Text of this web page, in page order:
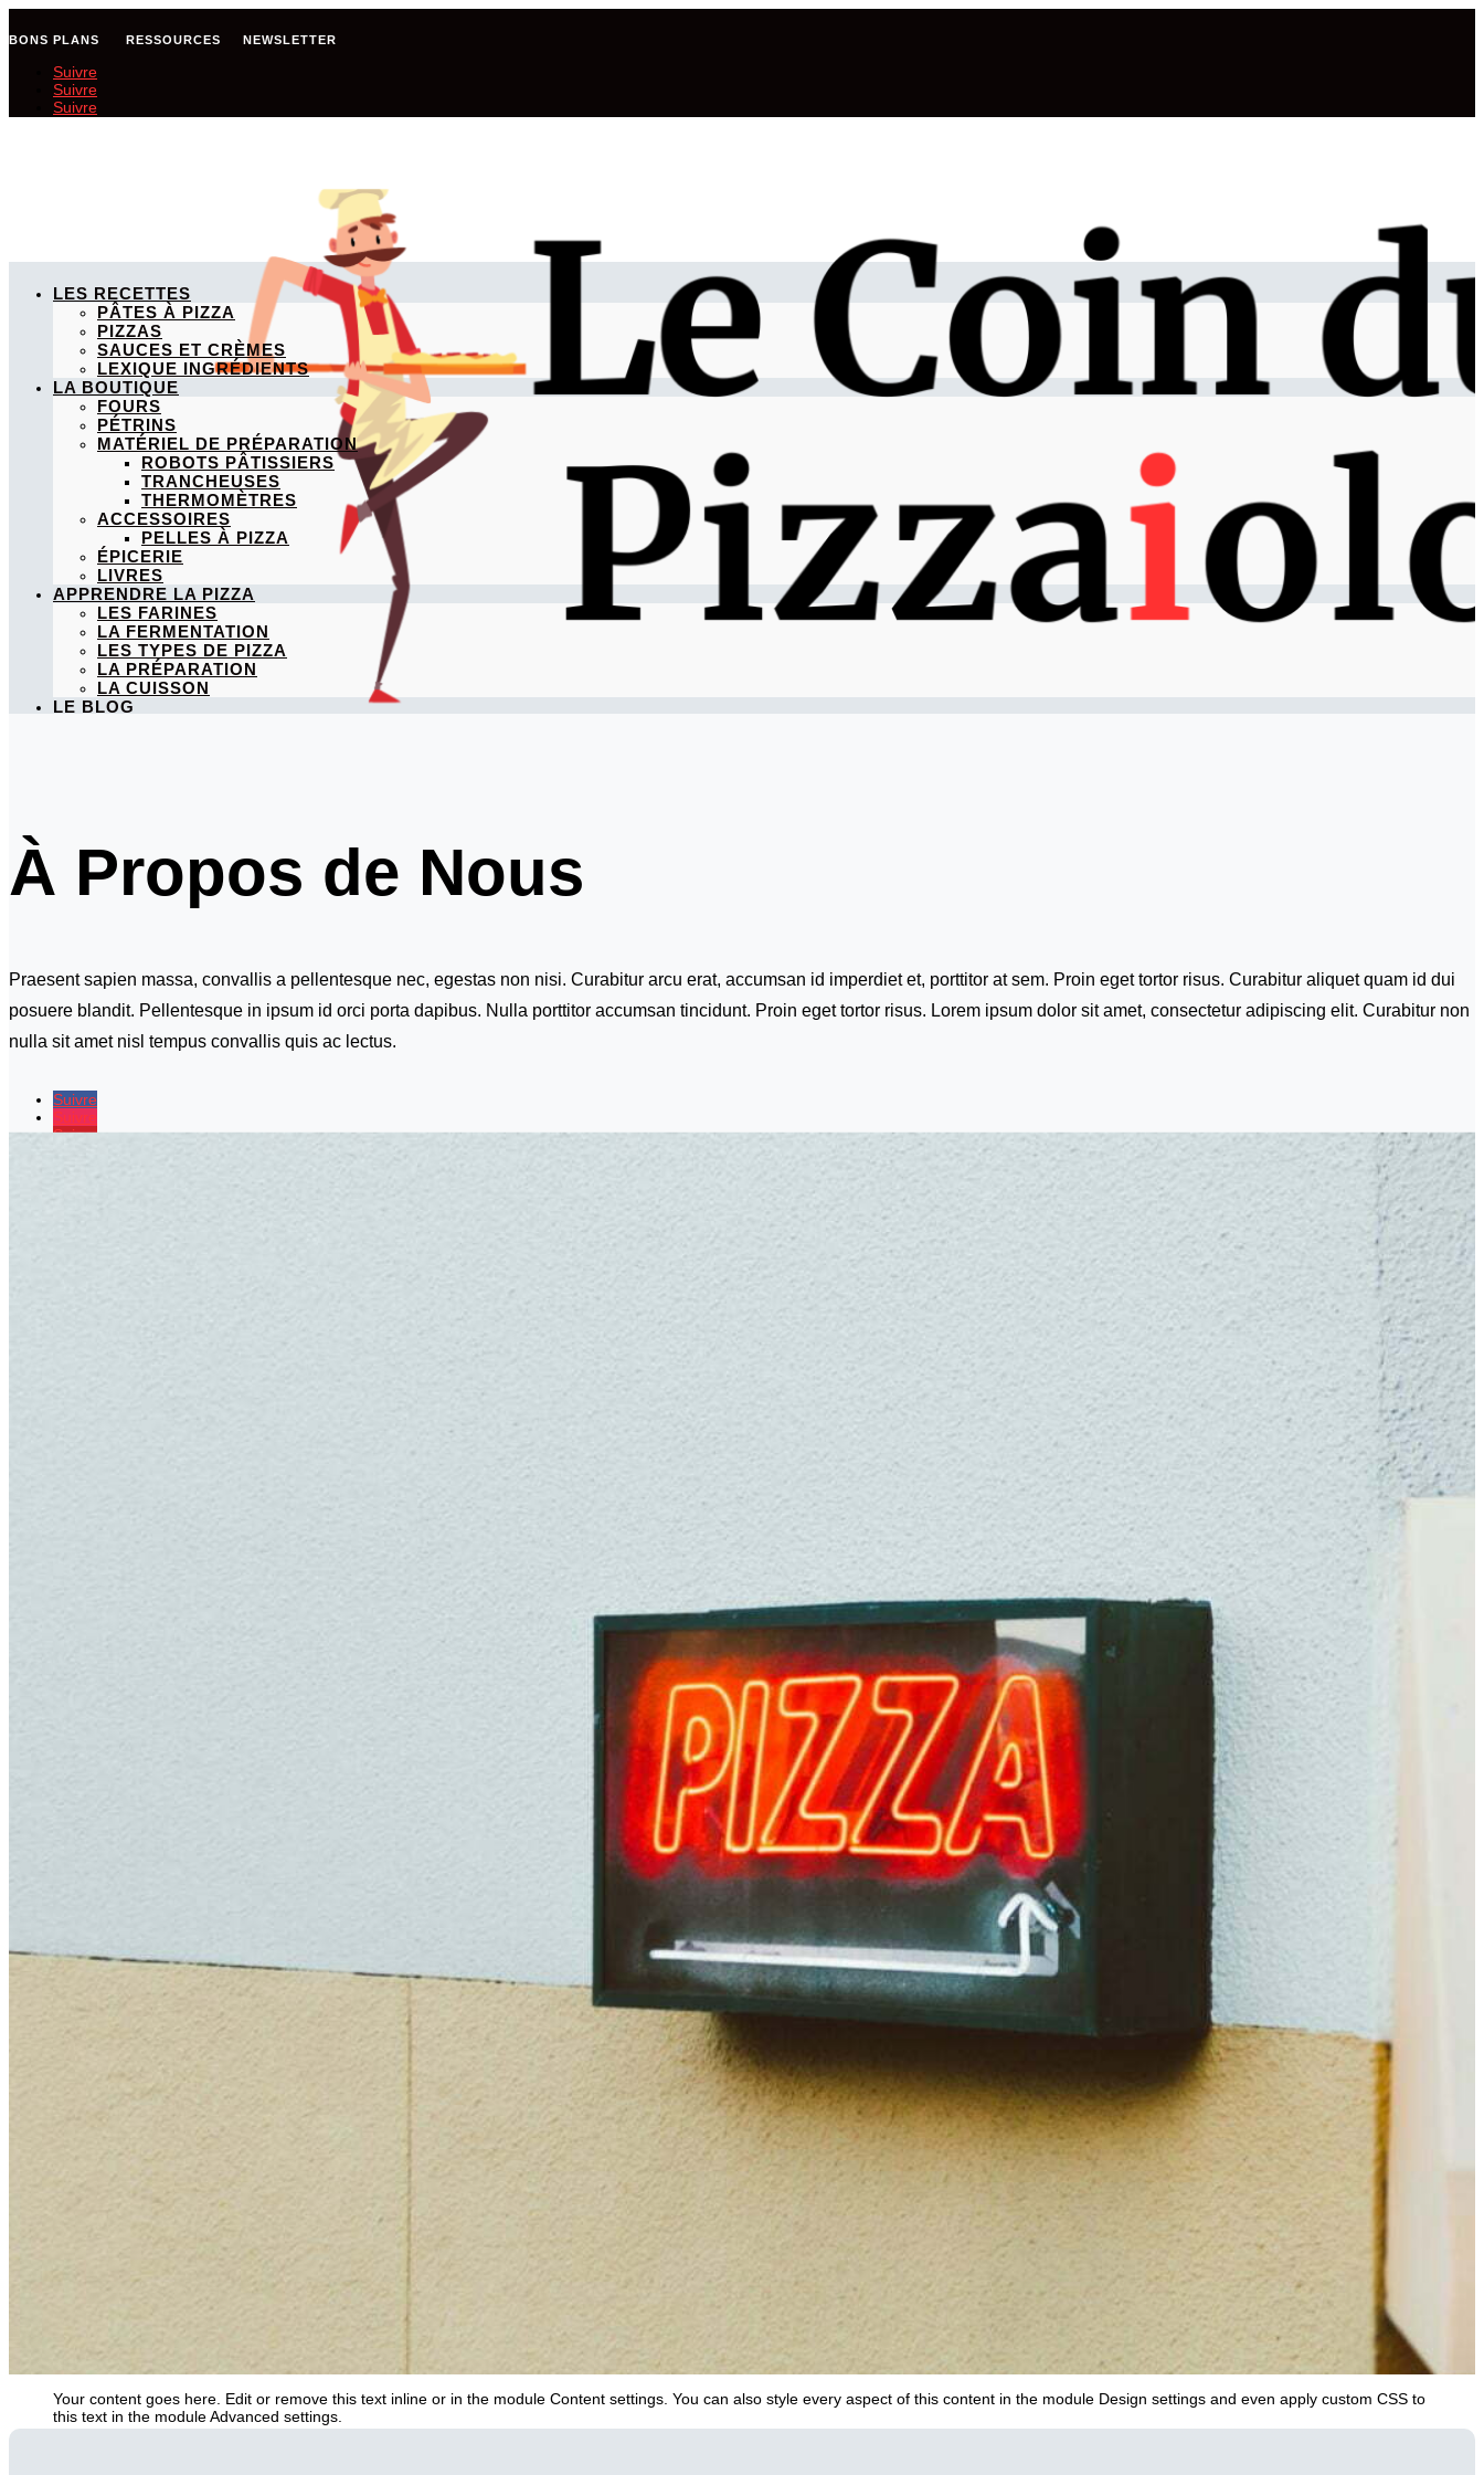
BONS PLANS RESSOURCES NEWSLETTER
Suivre
Suivre
Suivre
LES RECETTES
PÂTES À PIZZA
PIZZAS
SAUCES ET CRÈMES
LEXIQUE INGRÉDIENTS
LA BOUTIQUE
FOURS
PÉTRINS
MATÉRIEL DE PRÉPARATION
ROBOTS PÂTISSIERS
TRANCHEUSES
THERMOMÈTRES
ACCESSOIRES
PELLES À PIZZA
ÉPICERIE
LIVRES
APPRENDRE LA PIZZA
LES FARINES
LA FERMENTATION
LES TYPES DE PIZZA
LA PRÉPARATION
LA CUISSON
LE BLOG
À Propos de Nous
Praesent sapien massa, convallis a pellentesque nec, egestas non nisi. Curabitur arcu erat, accumsan id imperdiet et, porttitor at sem. Proin eget tortor risus. Curabitur aliquet quam id dui
posuere blandit. Pellentesque in ipsum id orci porta dapibus. Nulla porttitor accumsan tincidunt. Proin eget tortor risus. Lorem ipsum dolor sit amet, consectetur adipiscing elit. Curabitur non
nulla sit amet nisl tempus convallis quis ac lectus.
Suivre
Suivre
Suivre
Your content goes here. Edit or remove this text inline or in the module Content settings. You can also style every aspect of this content in the module Design settings and even apply custom CSS to
this text in the module Advanced settings.